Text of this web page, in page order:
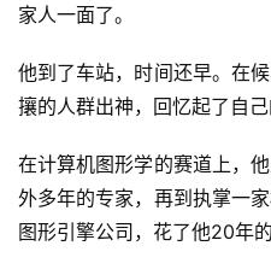
家人一面了。
他到了车站，时间还早。在
攘的人群出神，回忆起了自己
在计算机图形学的赛道上，
外多年的专家，再到执掌一
图形引擎公司，花了他20年的